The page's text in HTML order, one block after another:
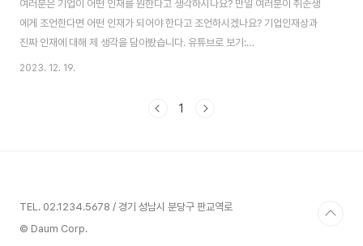
여러분은 기업이 어떤 인재를 원한다고 생각하시나요? 만일 여러분이 취준생
에게 조언한다면 어떤 인재가 되어야 한다고 조언하시겠나요? 기업인재상과
진짜 인재에 대해 제 생각을 담아봤습니다. 유튜브로 보기:
https://youtu.be/cXgVjooWMOs Q.미래사회, 기업이 원하는 인재상은
뭐 여러 가지 창의성이다. 이제는 인성이다. 이런 이야기가 나옵니다. 반복적으
2023. 12. 19.
1
TEL. 02.1234.5678 / 경기 성남시 분당구 판교역로
© Daum Corp.